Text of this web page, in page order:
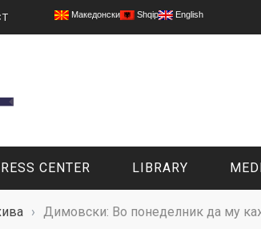
Македонски Shqip English
CENTER LIBRARY
› Димовски: Во понеделник да му